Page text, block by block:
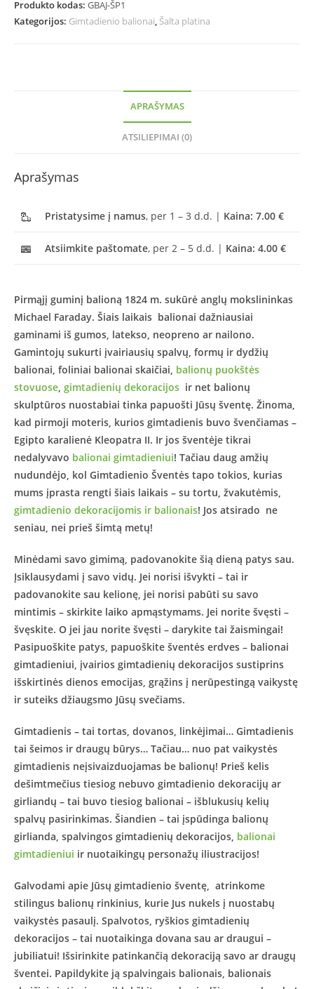
Produkto kodas: GBAJ-ŠP1
Kategorijos: Gimtadienio balionai, Šalta platina
APRAŠYMAS
ATSILIEPIMAI (0)
Aprašymas
Pristatysime į namus, per 1 – 3 d.d. | Kaina: 7.00 €
Atsiimkite paštomate, per 2 – 5 d.d. | Kaina: 4.00 €
Pirmąjį guminį balioną 1824 m. sukūrė anglų mokslininkas
Michael Faraday. Šiais laikais balionai dažniausiai
gaminami iš gumos, latekso, neopreno ar nailono.
Gamintojų sukurti įvairiausių spalvų, formų ir dydžių
balionai, foliniai balionai skaičiai, balionų puokštės
stovuose gimtadienių dekoracijos ir net balionų
skulptūros nuostabiai tinka papuošti Jūsų šventę. Žinoma,
kad pirmoji moteris, kurios gimtadienis buvo švenčiamas –
Egipto karalienė Kleopatra II. Ir jos šventėje tikrai
nedalyvavo balionai gimtadieniui! Tačiau daug amžių
nudundėjo, kol Gimtadienio Šventės tapo tokios, kurias
mums įprasta rengti šiais laikais – su tortu, žvakutėmis,
gimtadienio dekoracijomis ir balionais! Jos atsirado ne
seniau, nei prieš šimtą metų!
Minėdami savo gimimą, padovanokite šią dieną patys sau.
Įsiklausydami į savo vidų. Jei norisi išvykti – tai ir
padovanokite sau kelionę, jei norisi pabūti su savo
mintimis – skirkite laiko apmąstymams. Jei norite švęsti –
švęskite. O jei jau norite švęsti – darykite tai žaismingai!
Pasipuoškite patys, papuoškite šventės erdves – balionai
gimtadieniui, įvairios gimtadienių dekoracijos sustiprins
išskirtinės dienos emocijas, grąžins į nerūpestingą vaikystę
ir suteiks džiaugsmo Jūsų svečiams.
Gimtadienis – tai tortas, dovanos, linkėjimai… Gimtadienis
tai šeimos ir draugų būrys… Tačiau… nuo pat vaikystės
gimtadienis neįsivaizduojamas be balionų! Prieš kelis
dešimtmečius tiesiog nebuvo gimtadienio dekoracijų ar
girliandų – tai buvo tiesiog balionai – išblukusių kelių
spalvų pasirinkimas. Šiandien – tai įspūdinga balionų
girlianda, spalvingos gimtadienių dekoracijos, balionai
gimtadieniui ir nuotaikingų personažų iliustracijos!
Galvodami apie Jūsų gimtadienio šventę, atrinkome
stilingus balionų rinkinius, kurie Jus nukels į nuostabų
vaikystės pasaulį. Spalvotos, ryškios gimtadienių
dekoracijos – tai nuotaikinga dovana sau ar draugui –
jubiliatui! Išsirinkite patinkančią dekoraciją savo ar draugų
šventei. Papildykite ją spalvingais balionais, balionais